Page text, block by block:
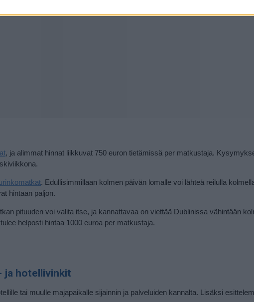
, ja alimmat hinnat liikkuvat 750 euron tietämissä per matkustaja.
. Edullisimmillaan kolmen päivän lomalle voi lähteä reilulla
hintaan paljon.
pituuden voi valita itse, ja kannattavaa on viettää Dublinissa vähintään
helposti hintaa 1000 euroa per matkustaja.
ja hotellivinkit
tai muulle majapaikalle sijainnin ja palveluiden kannalta. Lisäksi